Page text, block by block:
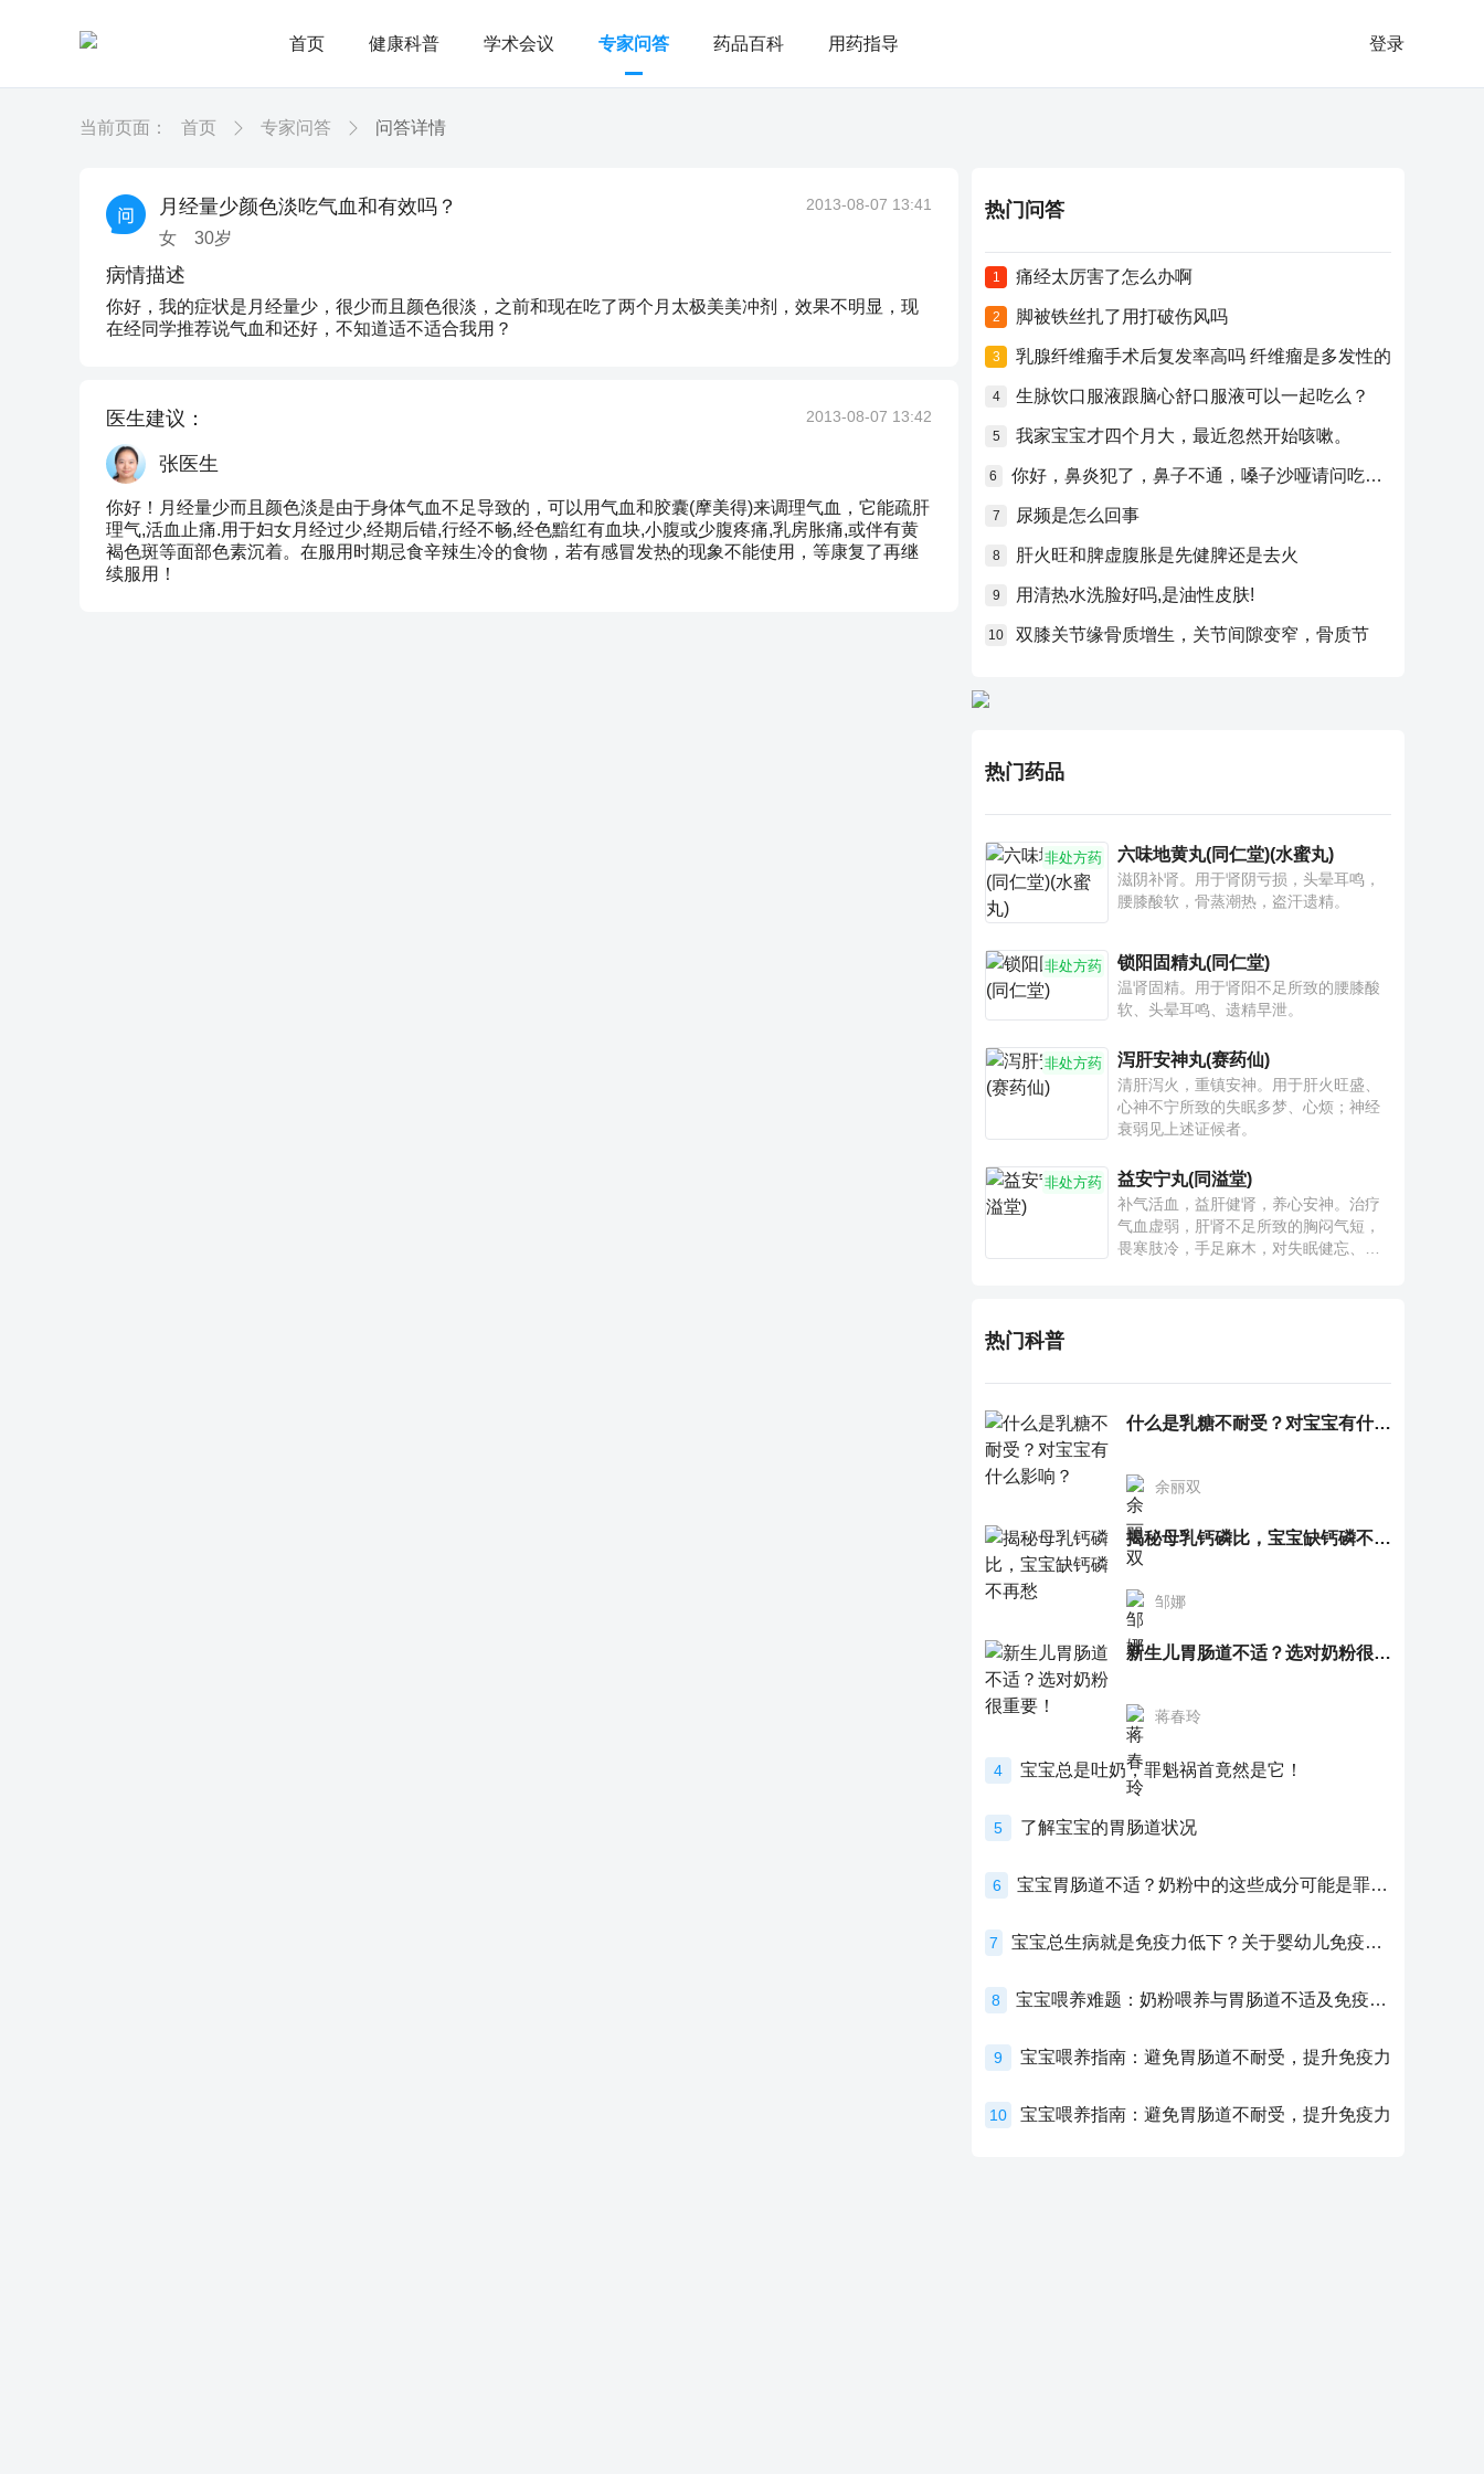
首页 健康科普 学术会议 专家问答 药品百科 用药指导 登录
当前页面： 首页 专家问答 问答详情
月经量少颜色淡吃气血和有效吗？
女 30岁
2013-08-07 13:41
病情描述
你好，我的症状是月经量少，很少而且颜色很淡，之前和现在吃了两个月太极美美冲剂，效果不明显，现
在经同学推荐说气血和还好，不知道适不适合我用？
医生建议： 2013-08-07 13:42
张医生
你好！月经量少而且颜色淡是由于身体气血不足导致的，可以用气血和胶囊(摩美得)来调理气血，它能疏肝
理气,活血止痛.用于妇女月经过少,经期后错,行经不畅,经色黯红有血块,小腹或少腹疼痛,乳房胀痛,或伴有黄
褐色斑等面部色素沉着。在服用时期忌食辛辣生冷的食物，若有感冒发热的现象不能使用，等康复了再继
续服用！
热门问答
1 痛经太厉害了怎么办啊
2 脚被铁丝扎了用打破伤风吗
3 乳腺纤维瘤手术后复发率高吗 纤维瘤是多发性的
4 生脉饮口服液跟脑心舒口服液可以一起吃么？
5 我家宝宝才四个月大，最近忽然开始咳嗽。
6 你好，鼻炎犯了，鼻子不通，嗓子沙哑请问吃什么药比较好？
7 尿频是怎么回事
8 肝火旺和脾虚腹胀是先健脾还是去火
9 用清热水洗脸好吗,是油性皮肤!
10 双膝关节缘骨质增生，关节间隙变窄，骨质节
热门药品
非处方药 六味地黄丸(同仁堂)(水蜜丸)
滋阴补肾。用于肾阴亏损，头晕耳鸣，
腰膝酸软，骨蒸潮热，盗汗遗精。
非处方药 锁阳固精丸(同仁堂)
温肾固精。用于肾阳不足所致的腰膝酸
软、头晕耳鸣、遗精早泄。
非处方药 泻肝安神丸(赛药仙)
清肝泻火，重镇安神。用于肝火旺盛、
心神不宁所致的失眠多梦、心烦；神经
衰弱见上述证候者。
非处方药 益安宁丸(同溢堂)
补气活血，益肝健肾，养心安神。治疗
气血虚弱，肝肾不足所致的胸闷气短，
畏寒肢冷，手足麻木，对失眠健忘、神
热门科普
什么是乳糖不耐受？对宝宝有什么影响？
余丽双
揭秘母乳钙磷比，宝宝缺钙磷不再愁
邹娜
新生儿胃肠道不适？选对奶粉很重要！
蒋春玲
4 宝宝总是吐奶，罪魁祸首竟然是它！
5 了解宝宝的胃肠道状况
6 宝宝胃肠道不适？奶粉中的这些成分可能是罪魁祸首！
7 宝宝总生病就是免疫力低下？关于婴幼儿免疫力的真相，家长必须了解！
8 宝宝喂养难题：奶粉喂养与胃肠道不适及免疫力提升的奥秘
9 宝宝喂养指南：避免胃肠道不耐受，提升免疫力
10 宝宝喂养指南：避免胃肠道不耐受，提升免疫力